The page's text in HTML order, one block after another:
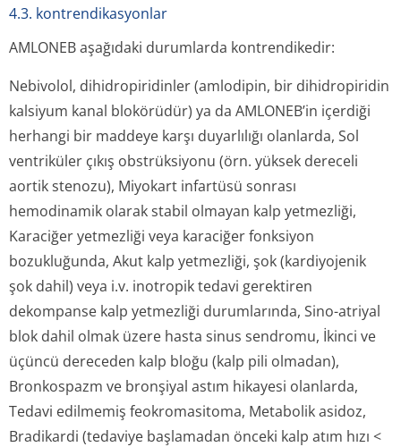
4.3. kontrendikasyonlar
AMLONEB aşağıdaki durumlarda kontrendikedir:
Nebivolol, dihidropiridinler (amlodipin, bir dihidropiridin
kalsiyum kanal blokörüdür) ya da AMLONEB’in içerdiği
herhangi bir maddeye karşı duyarlılığı olanlarda, Sol
ventriküler çıkış obstrüksiyonu (örn. yüksek dereceli
aortik stenozu), Miyokart infartüsü sonrası
hemodinamik olarak stabil olmayan kalp yetmezliği,
Karaciğer yetmezliği veya karaciğer fonksiyon
bozukluğunda, Akut kalp yetmezliği, şok (kardiyojenik
şok dahil) veya i.v. inotropik tedavi gerektiren
dekompanse kalp yetmezliği durumlarında, Sino-atriyal
blok dahil olmak üzere hasta sinus sendromu, İkinci ve
üçüncü dereceden kalp bloğu (kalp pili olmadan),
Bronkospazm ve bronşiyal astım hikayesi olanlarda,
Tedavi edilmemiş feokromasitoma, Metabolik asidoz,
Bradikardi (tedaviye başlamadan önceki kalp atım hızı <